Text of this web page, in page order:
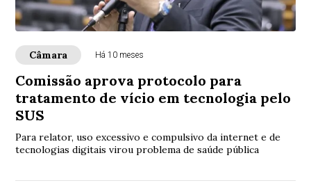
Câmara Há 10 meses
Comissão aprova protocolo para
tratamento de vício em tecnologia pelo
SUS
Para relator, uso excessivo e compulsivo da internet e de
tecnologias digitais virou problema de saúde pública